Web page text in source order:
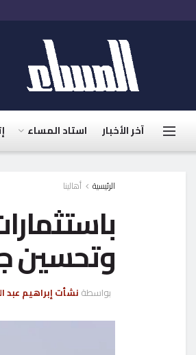
آخر الأخبار استاد المساء
الرئيسية أهالينا
وتحسين
بواسطة نشأت إبراهيم عبد